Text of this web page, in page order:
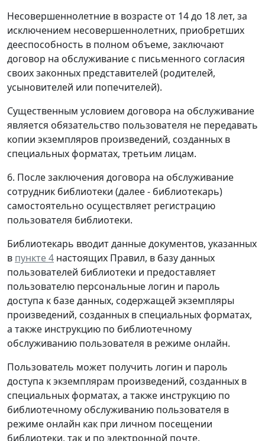
Несовершеннолетние в возрасте от 14 до 18 лет, за
исключением несовершеннолетних, приобретших
дееспособность в полном объеме, заключают
договор на обслуживание с письменного согласия
своих законных представителей (родителей,
усыновителей или попечителей).
Существенным условием договора на обслуживание
является обязательство пользователя не передавать
копии экземпляров произведений, созданных в
специальных форматах, третьим лицам.
6. После заключения договора на обслуживание
сотрудник библиотеки (далее - библиотекарь)
самостоятельно осуществляет регистрацию
пользователя библиотеки.
Библиотекарь вводит данные документов, указанных
в пункте 4 настоящих Правил, в базу данных
пользователей библиотеки и предоставляет
пользователю персональные логин и пароль
доступа к базе данных, содержащей экземпляры
произведений, созданных в специальных форматах,
а также инструкцию по библиотечному
обслуживанию пользователя в режиме онлайн.
Пользователь может получить логин и пароль
доступа к экземплярам произведений, созданных в
специальных форматах, а также инструкцию по
библиотечному обслуживанию пользователя в
режиме онлайн как при личном посещении
библиотеки, так и по электронной почте.